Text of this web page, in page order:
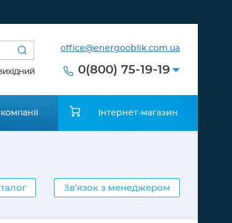
office@energooblik.com.ua
0(800) 75-19-19
Інтернет-магазин
Зв'язок з менеджером